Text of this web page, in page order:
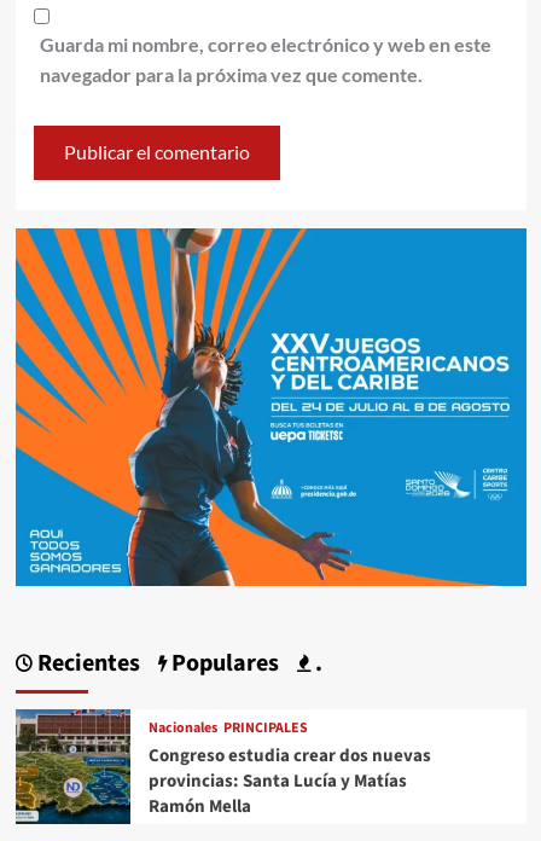
Guarda mi nombre, correo electrónico y web en este
navegador para la próxima vez que comente.
Recientes Populares .
Nacionales PRINCIPALES
Congreso estudia crear dos nuevas
provincias: Santa Lucía y Matías
Ramón Mella